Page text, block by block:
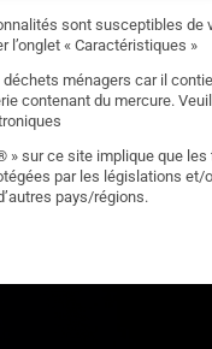
sont susceptibles de
l’onglet « Caractéristiques »
ménagers car il
contenant du mercure.
» sur ce site implique que
par les législations et/
pays/régions.